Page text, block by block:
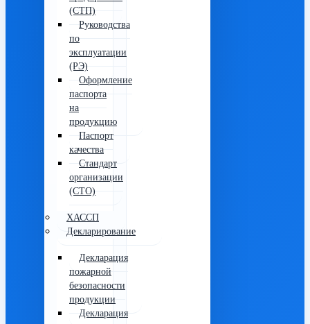
(СТП)
Руководства
по
эксплуатации
(РЭ)
Оформление
паспорта
на
продукцию
Паспорт
качества
Стандарт
организации
(СТО)
ХАССП
Декларирование
Декларация
пожарной
безопасности
продукции
Декларация